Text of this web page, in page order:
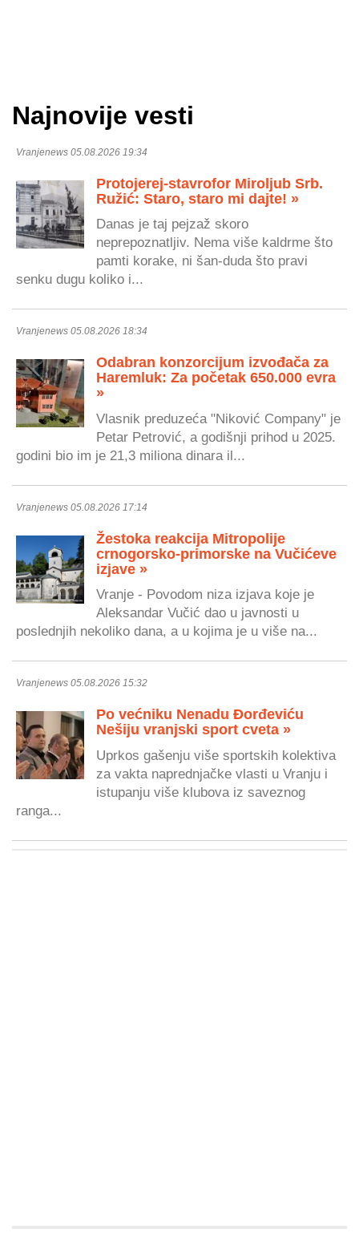
Najnovije vesti
Vranjenews 05.08.2026 19:34
Protojerej-stavrofor Miroljub Srb.
Ružić: Staro, staro mi dajte! »
Danas je taj pejzaž skoro
neprepoznatljiv. Nema više kaldrme što
pamti korake, ni šan-duda što pravi
senku dugu koliko i...
Vranjenews 05.08.2026 18:34
Odabran konzorcijum izvođača za
Haremluk: Za početak 650.000 evra
»
Vlasnik preduzeća "Niković Company" je
Petar Petrović, a godišnji prihod u 2025.
godini bio im je 21,3 miliona dinara il...
Vranjenews 05.08.2026 17:14
Žestoka reakcija Mitropolije
crnogorsko-primorske na Vučićeve
izjave »
Vranje - Povodom niza izjava koje je
Aleksandar Vučić dao u javnosti u
poslednjih nekoliko dana, a u kojima je u više na...
Vranjenews 05.08.2026 15:32
Po većniku Nenadu Đorđeviću
Nešiju vranjski sport cveta »
Uprkos gašenju više sportskih kolektiva
za vakta naprednjačke vlasti u Vranju i
istupanju više klubova iz saveznog
ranga...